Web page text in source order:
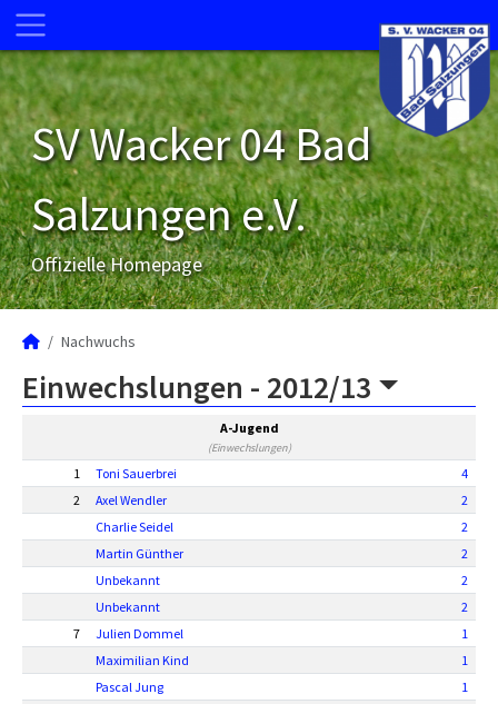
SV Wacker 04 Bad
Salzungen e.V.
Offizielle Homepage
Nachwuchs
Einwechslungen - 2012/13
A-Jugend
(Einwechslungen)
1 Toni Sauerbrei
4
2
Axel Wendler
2
Charlie Seidel
2
Martin Günther
2
Unbekannt
2
Unbekannt
2
7
Julien Dommel
1
Maximilian Kind
1
Pascal Jung
1